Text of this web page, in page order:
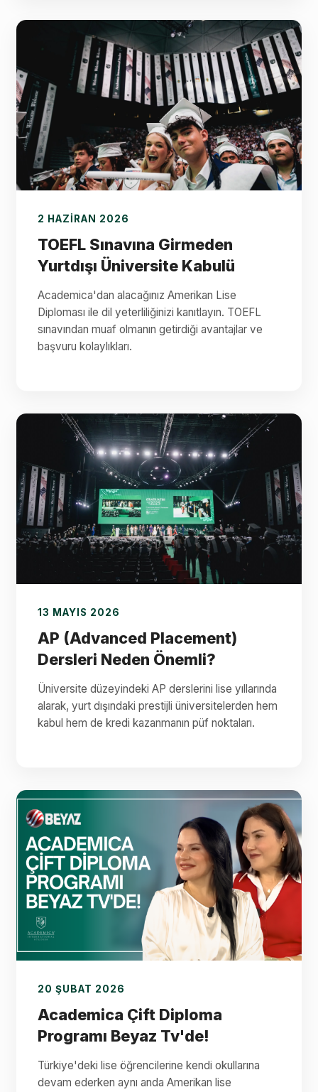
2 HAZIRAN 2026
TOEFL Sınavına Girmeden
Yurtdışı Üniversite Kabulü
Academica'dan alacağınız Amerikan Lise
Diploması ile dil yeterliliğinizi kanıtlayın. TOEFL
sınavından muaf olmanın getirdiği avantajlar ve
başvuru kolaylıkları.
13 MAYIS 2026
AP (Advanced Placement)
Dersleri Neden Önemli?
Üniversite düzeyindeki AP derslerini lise yıllarında
alarak, yurt dışındaki prestijli üniversitelerden hem
kabul hem de kredi kazanmanın püf noktaları.
20 ŞUBAT 2026
Academica Çift Diploma
Programı Beyaz Tv'de!
Türkiye'deki lise öğrencilerine kendi okullarına
devam ederken aynı anda Amerikan lise